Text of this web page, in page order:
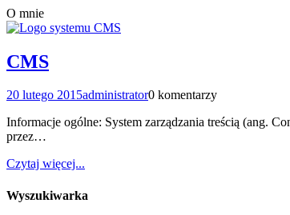
O mnie
CMS
20 lutego 2015administrator0 komentarzy
Informacje ogólne: System zarządzania treścią (ang.
przez…
Czytaj więcej...
Wyszukiwarka